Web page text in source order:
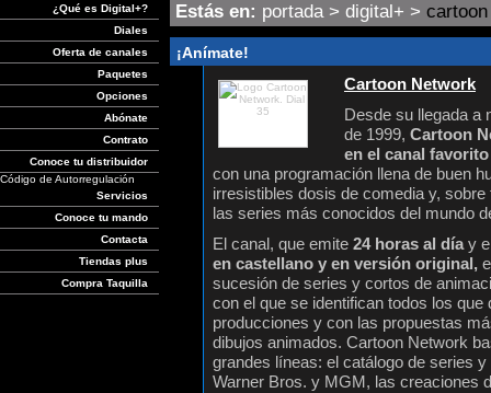
¿Qué es Digital+?
Diales
Oferta de canales
Paquetes
Opciones
Abónate
Contrato
Conoce tu distribuidor
Código de Autorregulación
Servicios
Conoce tu mando
Contacta
Tiendas plus
Compra Taquilla
Estás en: portada> digital+ >
¡Anímate!
Cartoon Network
Desde su llegada a
de 1999, Cartoon
en el canal
con una programación llena de buen
irresistibles dosis de comedia y,
las series más conocidos del mundo
El canal, que emite 24 horas al día y
en castellano y en versión original,
sucesión de series y cortos de
con el que se identifican todos los
producciones y con las propuestas
dibujos animados. Cartoon Network
grandes líneas: el catálogo de series
Warner Bros. y MGM, las creaciones